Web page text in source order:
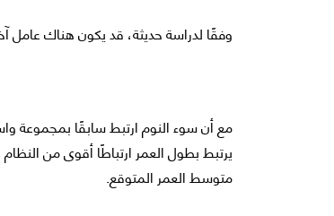
وفقًا لدراسة حديثة، قد يكون هناك عامل
مع أن سوء النوم ارتبط سابقًا بمجموعة
يرتبط بطول العمر ارتباطًا أقوى من
متوسط العمر المتوقع.